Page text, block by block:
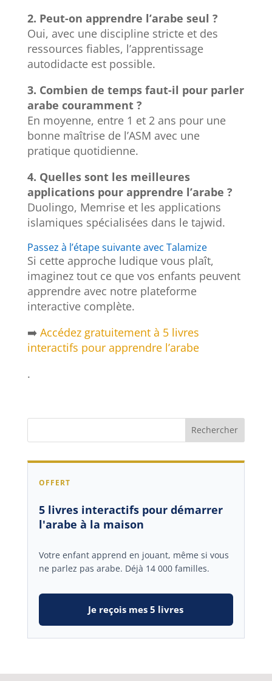
2. Peut-on apprendre l’arabe seul ?
Oui, avec une discipline stricte et des
ressources fiables, l’apprentissage
autodidacte est possible.
3. Combien de temps faut-il pour parler
arabe couramment ?
En moyenne, entre 1 et 2 ans pour une
bonne maîtrise de l’ASM avec une
pratique quotidienne.
4. Quelles sont les meilleures
applications pour apprendre l’arabe ?
Duolingo, Memrise et les applications
islamiques spécialisées dans le tajwid.
Passez à l’étape suivante avec Talamize
Si cette approche ludique vous plaît,
imaginez tout ce que vos enfants peuvent
apprendre avec notre plateforme
interactive complète.
➡️ Accédez gratuitement à 5 livres
interactifs pour apprendre l’arabe
.
OFFERT
5 livres interactifs pour démarrer
l'arabe à la maison
Votre enfant apprend en jouant, même si vous
ne parlez pas arabe. Déjà 14 000 familles.
Je reçois mes 5 livres